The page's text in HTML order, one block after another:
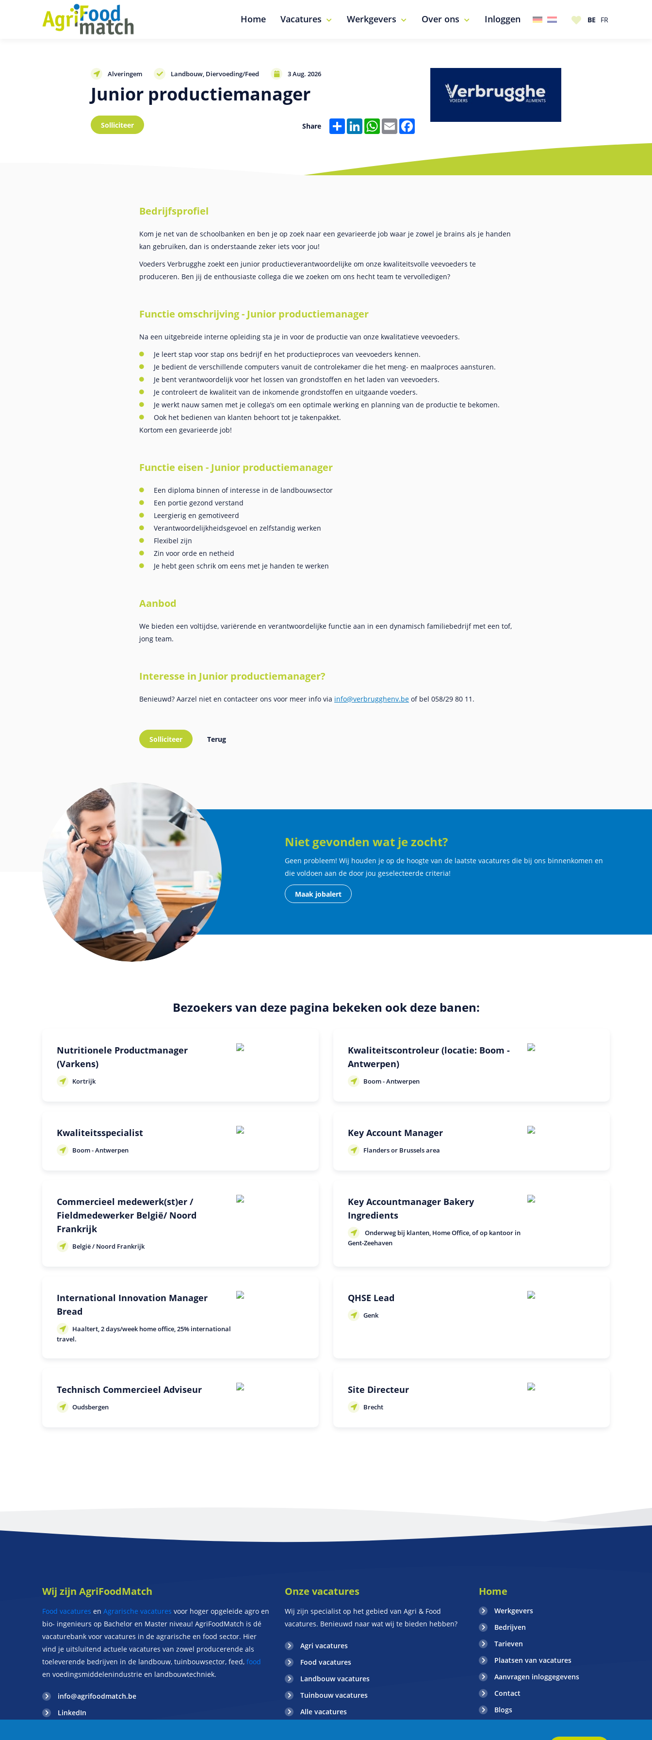
Home Vacatures Werkgevers Over ons Inloggen
Alveringem Landbouw Diervoeding/Feed 3 Aug. 2026
Junior productiemanager
Share Share LinkedInWhatsApp
Email Facebook
Bedrijfsprofiel
Kom je net van de schoolbanken en ben je op zoek naar een gevarieerde job waar je zowel je brains als je handen
kan gebruiken, dan is onderstaande zeker iets voor jou!
Voeders Verbrugghe zoekt een junior productieverantwoordelijke om onze kwaliteitsvolle veevoeders te
produceren. Ben jij de enthousiaste collega die we zoeken om ons hecht team te vervolledigen?
Functie omschrijving - Junior productiemanager
Na een uitgebreide interne opleiding sta je in voor de productie van onze kwalitatieve veevoeders.
Je leert stap voor stap ons bedrijf en het productieproces van veevoeders kennen.
Je bedient de verschillende computers vanuit de controlekamer die het meng- en maalproces aansturen.
Je bent verantwoordelijk voor het lossen van grondstoffen en het laden van veevoeders.
Je controleert de kwaliteit van de inkomende grondstoffen en uitgaande voeders.
Je werkt nauw samen met je collega’s om een optimale werking en planning van de productie te bekomen.
Ook het bedienen van klanten behoort tot je takenpakket.
Kortom een gevarieerde job!
Functie eisen - Junior productiemanager
Een diploma binnen of interesse in de landbouwsector
Een portie gezond verstand
Leergierig en gemotiveerd
Verantwoordelijkheidsgevoel en zelfstandig werken
Flexibel zijn
Zin voor orde en netheid
Je hebt geen schrik om eens met je handen te werken
Aanbod
We bieden een voltijdse, variërende en verantwoordelijke functie aan in een dynamisch familiebedrijf met een tof,
jong team.
Interesse in Junior productiemanager?
Benieuwd? Aarzel niet en contacteer ons voor meer info via info@verbrugghenv.be of bel 058/29 80 11.
Niet gevonden wat je zocht?
Geen probleem! Wij houden je op de hoogte van de laatste vacatures die bij ons binnenkomen en
die voldoen aan de door jou geselecteerde criteria!
Maak jobalert
Bezoekers van deze pagina bekeken ook deze banen:
Nutritionele Productmanager
(Varkens)
Kortrijk
Kwaliteitscontroleur (locatie: Boom -
Antwerpen)
Boom - Antwerpen
Kwaliteitsspecialist
Boom - Antwerpen
Key Account Manager
Flanders or Brussels area
Commercieel medewerk(st)er /
Fieldmedewerker België/ Noord
Frankrijk
België / Noord Frankrijk
Key Accountmanager Bakery
Ingredients
Onderweg bij klanten, Home Office, of op kantoor in
Gent-Zeehaven
International Innovation Manager
Bread
Haaltert, 2 days/week home office, 25% international
travel.
QHSE Lead
Genk
Technisch Commercieel Adviseur
Oudsbergen
Site Directeur
Brecht
Wij zijn AgriFoodMatch
Food vacatures en Agrarische vacatures voor hoger opgeleide agro en
bio- ingenieurs op Bachelor en Master niveau! AgriFoodMatch is dé
vacaturebank voor vacatures in de agrarische en food sector. Hier
vind je uitsluitend actuele vacatures van zowel producerende als
toeleverende bedrijven in de landbouw, tuinbouwsector, feed, food
en voedingsmiddelenindustrie en landbouwtechniek.
info@agrifoodmatch.be
LinkedIn
Onze vacatures
Wij zijn specialist op het gebied van Agri & Food
vacatures. Benieuwd naar wat wij te bieden hebben?
Agri vacatures
Food vacatures
Landbouw vacatures
Tuinbouw vacatures
Alle vacatures
Home
Werkgevers
Bedrijven
Tarieven
Plaatsen van vacatures
Aanvragen inloggegevens
Contact
Blogs